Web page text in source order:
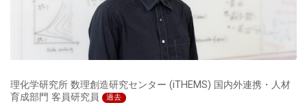
理化学研究所 数理創造研究センター (iTHEMS) 国内外連携・人材
育成部門 客員研究員
過去